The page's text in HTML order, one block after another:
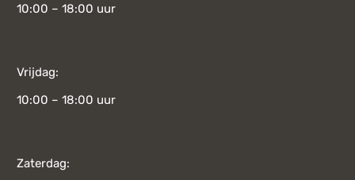
10:00 – 18:00 uur
Vrijdag:
10:00 – 18:00 uur
Zaterdag: